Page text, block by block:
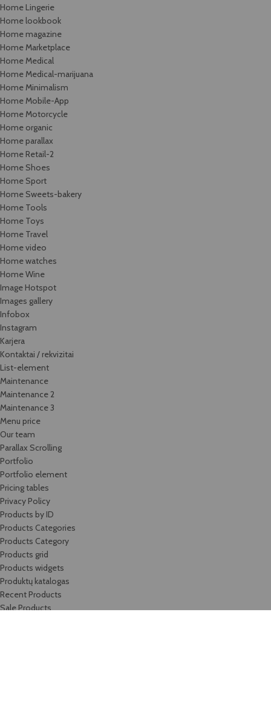
Home Lingerie
Home lookbook
Home magazine
Home Marketplace
Home Medical
Home Medical-marijuana
Home Minimalism
Home Mobile-App
Home Motorcycle
Home organic
Home parallax
Home Retail-2
Home Shoes
Home Sport
Home Sweets-bakery
Home Tools
Home Toys
Home Travel
Home video
Home watches
Home Wine
Image Hotspot
Images gallery
Infobox
Instagram
Karjera
Kontaktai / rekvizitai
List-element
Maintenance
Maintenance 2
Maintenance 3
Menu price
Our team
Parallax Scrolling
Portfolio
Portfolio element
Pricing tables
Privacy Policy
Products by ID
Products Categories
Products Category
Products grid
Products widgets
Produktų katalogas
Recent Products
Sale Products